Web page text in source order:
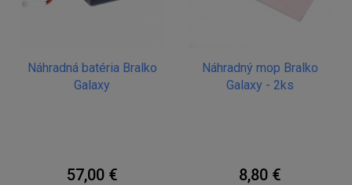
Náhradná batéria Bralko
Galaxy
57,00 €
Náhradný mop Bralko
Galaxy - 2ks
8,80 €